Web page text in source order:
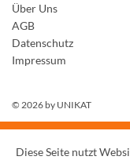
Über Uns
AGB
Datenschutz
Impressum
© 2026 by UNIKAT
Diese Seite nutzt